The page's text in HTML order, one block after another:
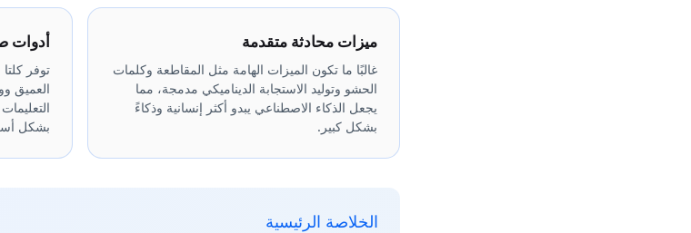
ميزات محادثة متقدمة
غالبًا ما تكون الميزات الهامة مثل المقاطعة وكلمات
الحشو وتوليد الاستجابة الديناميكي مدمجة، مما
يجعل الذكاء الاصطناعي يبدو أكثر إنسانية وذكاءً
بشكل كبير.
أدوات
توفر
العميق
بشكل
الخلاصة الرئيسية